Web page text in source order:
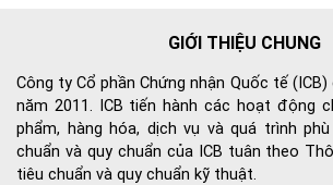
GIỚI THIỆU CHUNG
Công ty Cổ phần Chứng nhận Quốc tế
năm 2011. ICB tiến hành các hoạt động
phẩm, hàng hóa, dịch vụ và quá trình
chuẩn và quy chuẩn của ICB tuân theo
tiêu chuẩn và quy chuẩn kỹ thuật.